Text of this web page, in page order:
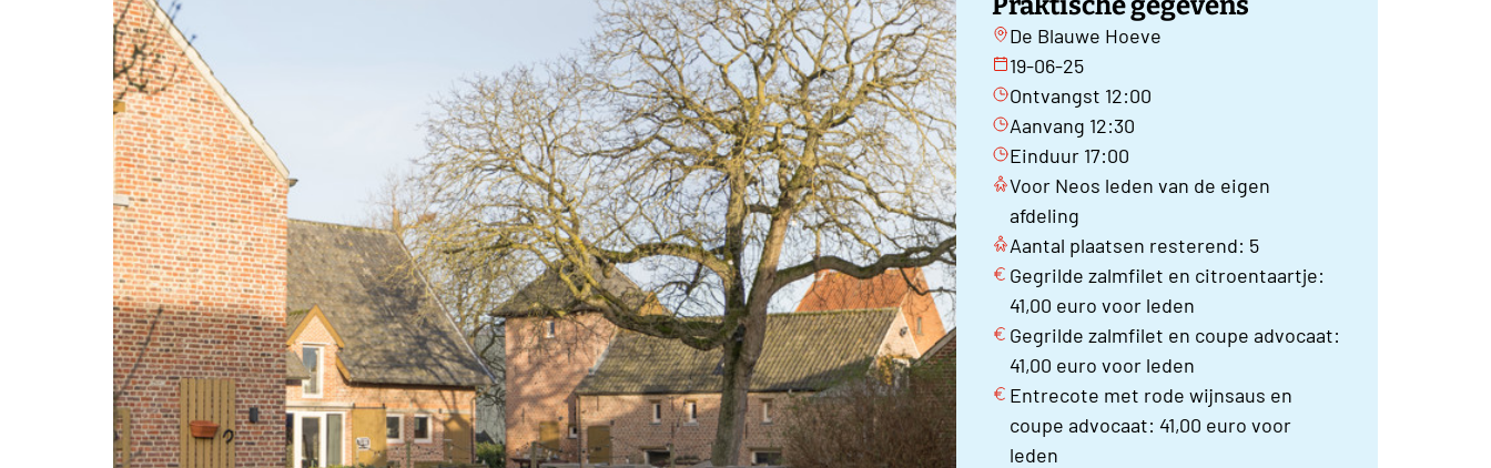
De Blauwe Hoeve
19-06-25
Ontvangst 12:00
Aanvang 12:30
Einduur 17:00
Voor Neos leden van de eigen
afdeling
Aantal plaatsen resterend: 5
Gegrilde zalmfilet en citroentaartje:
41,00 euro voor leden
Gegrilde zalmfilet en coupe advocaat:
41,00 euro voor leden
Entrecote met rode wijnsaus en
coupe advocaat: 41,00 euro voor
leden